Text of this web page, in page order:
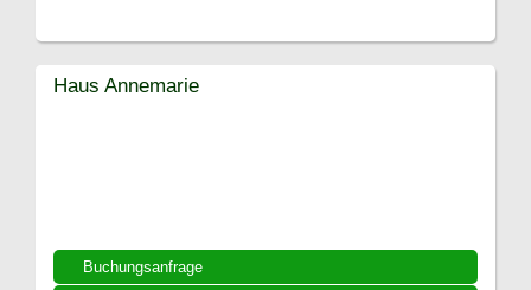
Buchungsanfrage
Haus Annemarie